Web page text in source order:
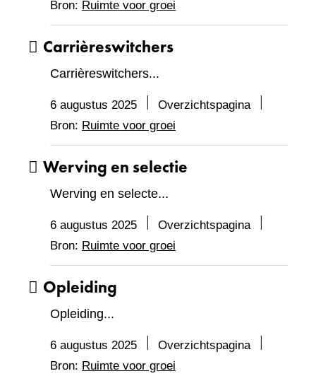
Bron: Ruimte voor groei
Carrièreswitchers
Carrièreswitchers...
6 augustus 2025
Overzichtspagina
Bron: Ruimte voor groei
Werving en selectie
Werving en selecte...
6 augustus 2025
Overzichtspagina
Bron: Ruimte voor groei
Opleiding
Opleiding...
6 augustus 2025
Overzichtspagina
Bron: Ruimte voor groei